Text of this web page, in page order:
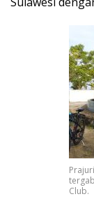
Club.